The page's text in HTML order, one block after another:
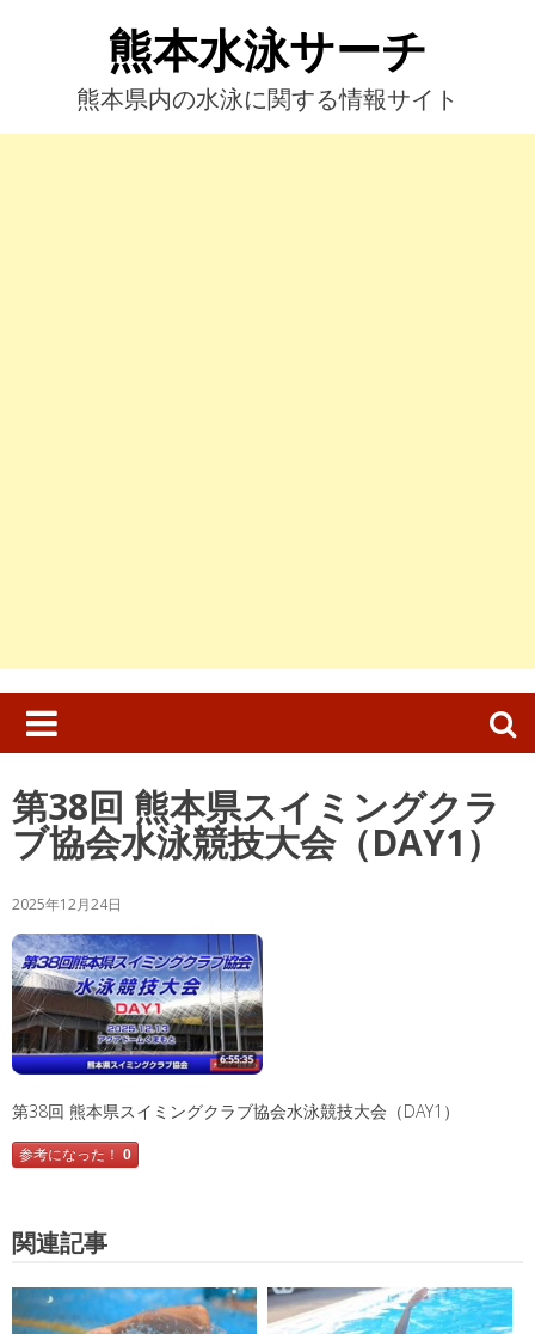
へ
熊本水泳サーチ
熊本県内の水泳に関する情報サイト
検
索:
第38回 熊本県スイミングクラ
ブ協会水泳競技大会（DAY1）
2025年12月24日
第38回 熊本県スイミングクラブ協会水泳競技大会（DAY1）
参考になった！ 0
関連記事